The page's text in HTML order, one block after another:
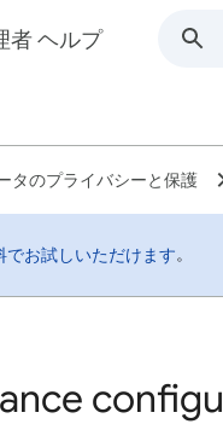
者 ヘルプ
タのプライバシーと保護
お試しいただけます。